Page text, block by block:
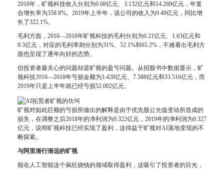
2018年，旷视科技收入分别为0.68亿元、3.132亿元和14.269亿元，年复
合增长率为358.8%。2019年上半年，该公司的收入为9.49亿元，同比增
长了322.1%。
毛利方面，2016—2018年旷视科技的毛利分别为0.21亿元、1.63亿元和
9.3亿元，对应的毛利率则分别为31%、52.1%和65.2%，不难看出毛利方
面也呈现了逐年向好的态势。
但投资者最关心的问题却是旷视的盈亏问题。从招股书中数据显示，旷
视科技2016—2018年亏损金额为3.428亿元、7.588亿元和33.516亿元，而
2019年只是上半年就已经亏损52.002亿元。
旷视对如此巨额的亏损所做出的解释是由于优先股公允值变动所造成的
损失，在调整之后2018年的净利润为0.322亿元，2019年的净利润为0.327
亿元，说明旷视科技已经实现了盈利，这得益于旷视对AI落地变现的不
断探索。
与阿里渐行渐远的旷视
能在人工智能这个疯狂烧钱的领域取得盈利，这吸引了投资者的目光，